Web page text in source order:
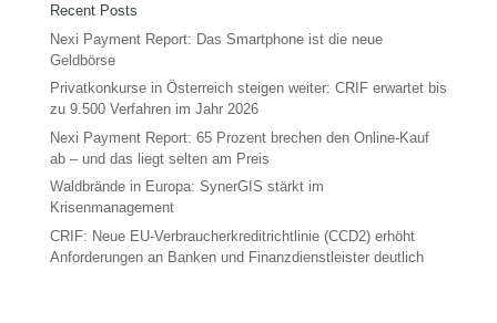
Recent Posts
Nexi Payment Report: Das Smartphone ist die neue
Geldbörse
Privatkonkurse in Österreich steigen weiter: CRIF erwartet bis
zu 9.500 Verfahren im Jahr 2026
Nexi Payment Report: 65 Prozent brechen den Online-Kauf
ab – und das liegt selten am Preis
Waldbrände in Europa: SynerGIS stärkt im
Krisenmanagement
CRIF: Neue EU-Verbraucherkreditrichtlinie (CCD2) erhöht
Anforderungen an Banken und Finanzdienstleister deutlich